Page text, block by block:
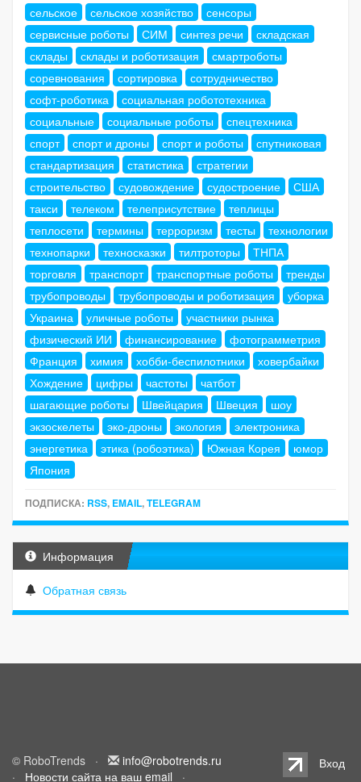
сельское
сельское хозяйство
сенсоры
сервисные роботы
СИМ синтез речи
складская
склады
склады и роботизация
смартроботы
соревнования
сортировка
сотрудничество
софт-роботика
социальная робототехника
социальные
социальные роботы
спецтехника
спорт
спорт и дроны спорт и роботы
спутниковая
стандартизация
статистика
стратегии
строительство
судовождение судостроение
США
такси
телеком телеприсутствие
теплицы
теплосети
термины терроризм тесты
технологии
технопарки
техносказки тилтроторы
ТНПА
торговля
транспорт транспортные роботы
тренды
трубопроводы
трубопроводы и роботизация
уборка
Украина
уличные роботы
участники рынка
физический ИИ
финансирование
фотограмметрия
Франция
химия хобби-беспилотники
ховербайки
Хождение
цифры частоты
чатбот
шагающие роботы
Швейцария Швеция
шоу
экзоскелеты
эко-дроны экология
электроника
энергетика
этика (робоэтика) Южная Корея
юмор
Япония
ПОДПИСКА: RSS, EMAIL,TELEGRAM
Информация
Обратная связь
© RoboTrends ·
info@robotrends.ru
· Новости сайта на ваш email ·
Вход